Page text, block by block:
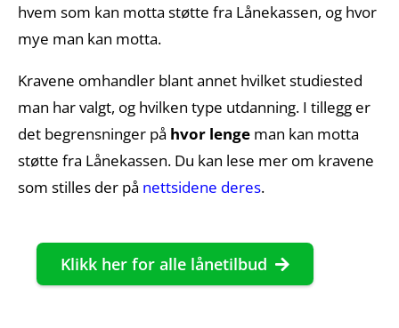
hvem som kan motta støtte fra Lånekassen, og hvor
mye man kan motta.
Kravene omhandler blant annet hvilket studiested
man har valgt, og hvilken type utdanning. I tillegg er
det begrensninger på hvor lenge man kan motta
støtte fra Lånekassen. Du kan lese mer om kravene
som stilles der på nettsidene deres.
Klikk her for alle lånetilbud